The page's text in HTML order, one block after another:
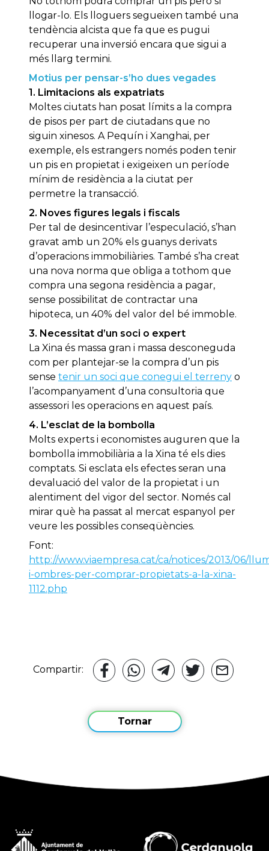
llogar-lo. Els lloguers segueixen també una
tendència alcista que fa que es pugui
recuperar una inversió encara que sigui a
més llarg termini.
Motius per pensar-s’ho dues vegades
1. Limitacions als expatriats
Moltes ciutats han posat límits a la compra
de pisos per part de ciutadans que no
siguin xinesos. A Pequín i Xanghai, per
exemple, els estrangers només poden tenir
un pis en propietat i exigeixen un període
mínim de residència a la ciutat per
permetre la transacció.
2. Noves figures legals i fiscals
Per tal de desincentivar l’especulació, s’han
gravat amb un 20% els guanys derivats
d’operacions immobiliàries. També s’ha creat
una nova norma que obliga a tothom que
compra una segona residència a pagar,
sense possibilitat de contractar una
hipoteca, un 40% del valor del bé immoble.
3. Necessitat d’un soci o expert
La Xina és massa gran i massa desconeguda
com per plantejar-se la compra d’un pis
sense tenir un soci que conegui el terreny o
l’acompanyament d’una consultoria que
assessori les operacions en aquest país.
4. L’esclat de la bombolla
Molts experts i economistes auguren que la
bombolla immobiliària a la Xina té els dies
comptats. Si esclata els efectes seran una
devaluació del valor de la propietat i un
alentiment del vigor del sector. Només cal
mirar què ha passat al mercat espanyol per
veure les possibles conseqüències.
Font:
http://www.viaempresa.cat/ca/notices/2013/06/
i-ombres-per-comprar-propietats-a-la-xina-
1112.php
Compartir:
Tornar